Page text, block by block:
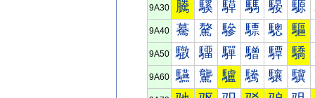
9A30 騰 騱 騲 騳 騴 騵
9A40 驀 驁 驂 驃 驄 驅
9A50 驐 驑 驒 驓 驔 驕
9A60 驠 驡 驢 驣 驤 驥